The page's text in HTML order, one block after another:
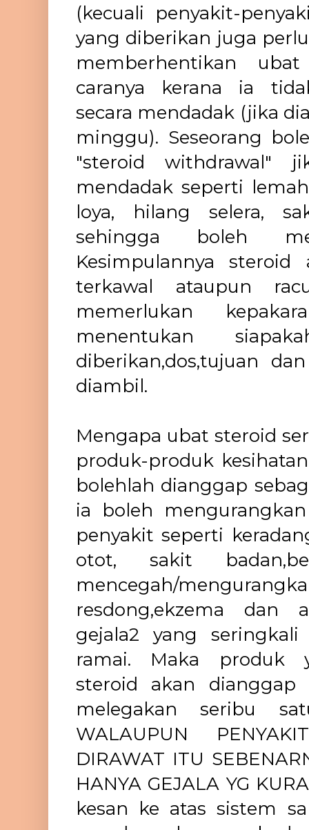
(kecuali penyakit-
yang diberikan juga
memberhentikan
caranya kerana ia
secara mendadak (jika
minggu). Seseorang
"steroid withdrawal"
mendadak seperti
loya, hilang selera,
sehingga boleh
Kesimpulannya
terkawal ataupun
memerlukan
menentukan
diberikan,dos,tujuan
diambil.
Mengapa ubat steroid
produk-produk
bolehlah dianggap
ia boleh
penyakit seperti
otot, sakit
mencegah/
resdong,ekzema dan
gejala2 yang
ramai. Maka produk
steroid akan
melegakan seribu
WALAUPUN
DIRAWAT ITU
HANYA GEJALA YG
kesan ke atas sistem